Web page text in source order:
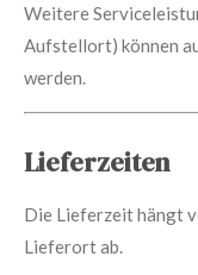
Weitere
Aufstellort) können
werden.
Lieferzeiten
Die Lieferzeit hängt
Lieferort ab.